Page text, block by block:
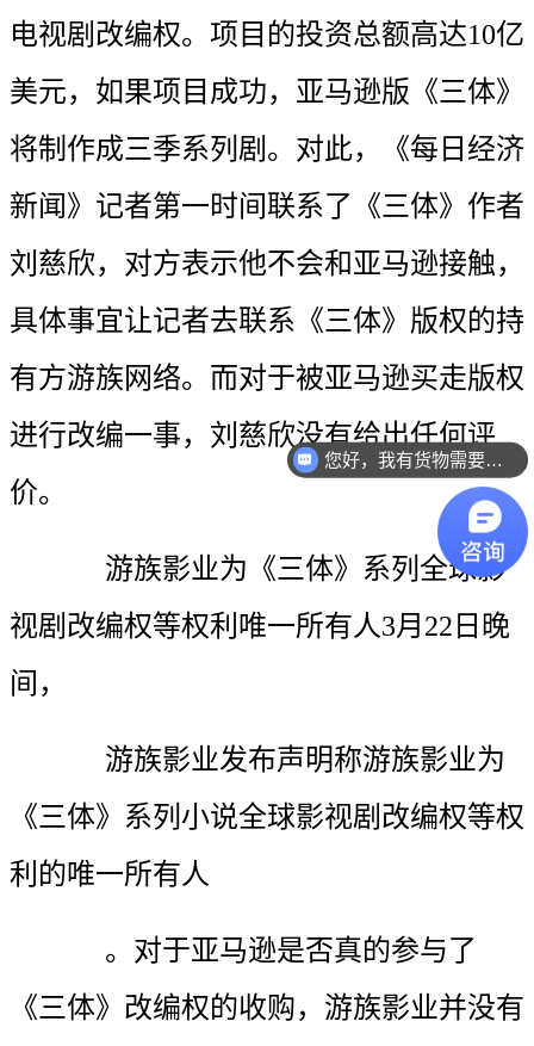
电视剧改编权。项目的投资总额高达10亿
美元，如果项目成功，亚马逊版《三体》
将制作成三季系列剧。对此，《每日经济
新闻》记者第一时间联系了《三体》作者
刘慈欣，对方表示他不会和亚马逊接触，
具体事宜让记者去联系《三体》版权的持
有方游族网络。而对于被亚马逊买走版权
进行改编一事，刘慈欣没有给出任何评
价。
游族影业为《三体》系列全球影
视剧改编权等权利唯一所有人3月22日晚
间，
游族影业发布声明称游族影业为
《三体》系列小说全球影视剧改编权等权
利的唯一所有人
。对于亚马逊是否真的参与了
《三体》改编权的收购，游族影业并没有
您好，我有货物需要你们的产品。